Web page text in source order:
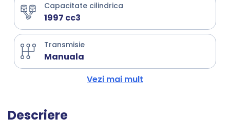
Capacitate cilindrica
1997 cc3
Transmisie
Manuala
Vezi mai mult
Descriere